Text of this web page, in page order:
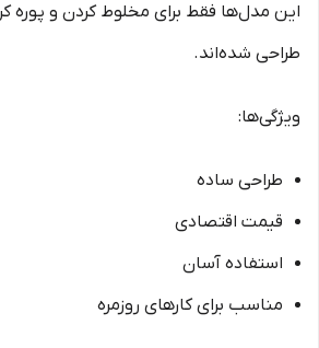
این مدل‌ها فقط برای مخلوط کردن و پوره
طراحی شده‌اند.
ویژگی‌ها:
طراحی ساده
قیمت اقتصادی
استفاده آسان
مناسب برای کارهای روزمره